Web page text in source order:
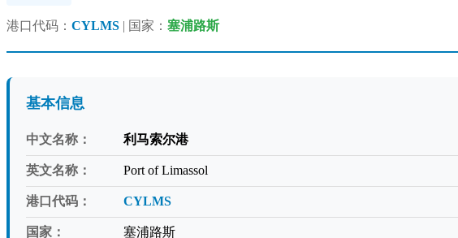
港口代码： CYLMS | 国家： 塞浦路斯
基本信息
中文名称： 利马索尔港
英文名称： Port of Limassol
港口代码： CYLMS
国家： 塞浦路斯